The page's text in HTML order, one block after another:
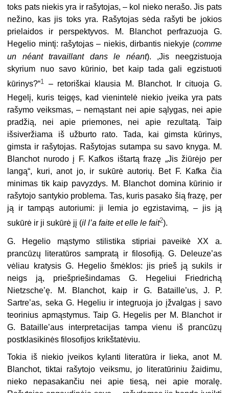
toks pats niekis yra ir rašytojas, – kol nieko nerašo. Jis pats
nežino, kas jis toks yra. Rašytojas sėda rašyti be jokios
prielaidos ir perspektyvos. M. Blanchot perfrazuoja G.
Hegelio mintį: rašytojas – niekis, dirbantis niekyje (comme
un néant travaillant dans le néant).„Jis neegzistuoja
skyrium nuo savo kūrinio, bet kaip tada gali egzistuoti
kūrinys?“1 – retoriškai klausia M. Blanchot. Ir cituoja G.
Hegelį, kuris teigęs, kad vienintelė niekio įveika yra pats
rašymo veiksmas, – nemąstant nei apie sąlygas, nei apie
pradžią, nei apie priemones, nei apie rezultatą. Taip
išsiveržiama iš užburto rato. Tada, kai gimsta kūrinys,
gimsta ir rašytojas. Rašytojas sutampa su savo knyga. M.
Blanchot nurodo į F. Kafkos ištartą frazę „Jis žiūrėjo per
langą“, kuri, anot jo, ir sukūrė autorių. Bet F. Kafka čia
minimas tik kaip pavyzdys. M. Blanchot domina kūrinio ir
rašytojo santykio problema. Tas, kuris pasako šią frazę, per
ją ir tampąs autoriumi: ji lemia jo egzistavimą, – jis ją
sukūrė ir ji sukūrė jį (il l’a faite et elle le fait2).
G. Hegelio mąstymo stilistika stipriai paveikė XX a.
prancūzų literatūros sampratą ir filosofiją. G. Deleuze’as
vėliau kratysis G. Hegelio šmėklos: jis prieš ją sukils ir
neigs ją, priešpriešindamas G. Hegeliui Friedrichą
Nietzsche’ę. M. Blanchot, kaip ir G. Bataille’us, J. P.
Sartre’as, seka G. Hegeliu ir integruoja jo įžvalgas į savo
teorinius apmąstymus. Taip G. Hegelis per M. Blanchot ir
G. Bataille’aus interpretacijas tampa vienu iš prancūzų
postklasikinės filosofijos krikštatėviu.
Tokia iš niekio įveikos kylanti literatūra ir lieka, anot M.
Blanchot, tiktai rašytojo veiksmu, jo literatūriniu žaidimu,
nieko nepasakančiu nei apie tiesą, nei apie moralę.